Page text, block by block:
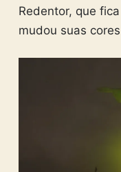
Redentor, que
mudou suas